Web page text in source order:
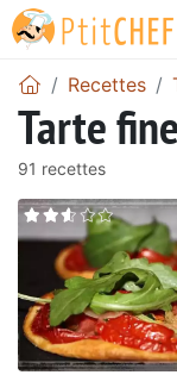
Recettes
Tarte
91 recettes